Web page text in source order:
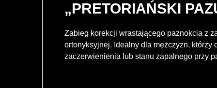
„PRETORIAŃSKI
Zabieg korekcji wrastającego paznokcia z
ortonyksyjnej. Idealny dla mężczyzn, którzy
zaczerwienienia lub stanu zapalnego przy